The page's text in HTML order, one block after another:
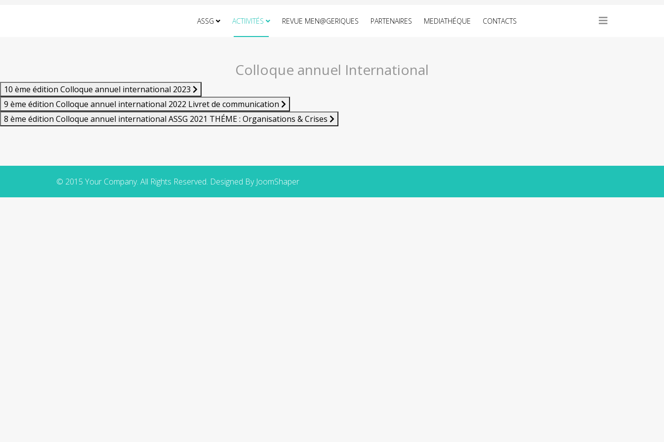
ASSG ACTIIVITÉS REVUE MEN@GERIQUES PARTENAIRES MEDIATHÉQUE CONTACTS
Colloque annuel International
10 ème édition Colloque annuel international 2023
9 ème édition Colloque annuel international 2022 Livret de communication
8 ème édition Colloque annuel international ASSG 2021 THÉME : Organisations & Crises
© 2015 Your Company. All Rights Reserved. Designed By JoomShaper